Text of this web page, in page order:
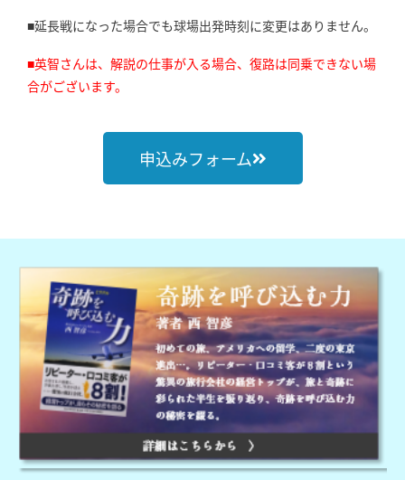
■延長戦になった場合でも球場出発時刻に変更はありません。
■英智さんは、解説の仕事が入る場合、復路は同乗できない場
合がございます。
申込みフォーム